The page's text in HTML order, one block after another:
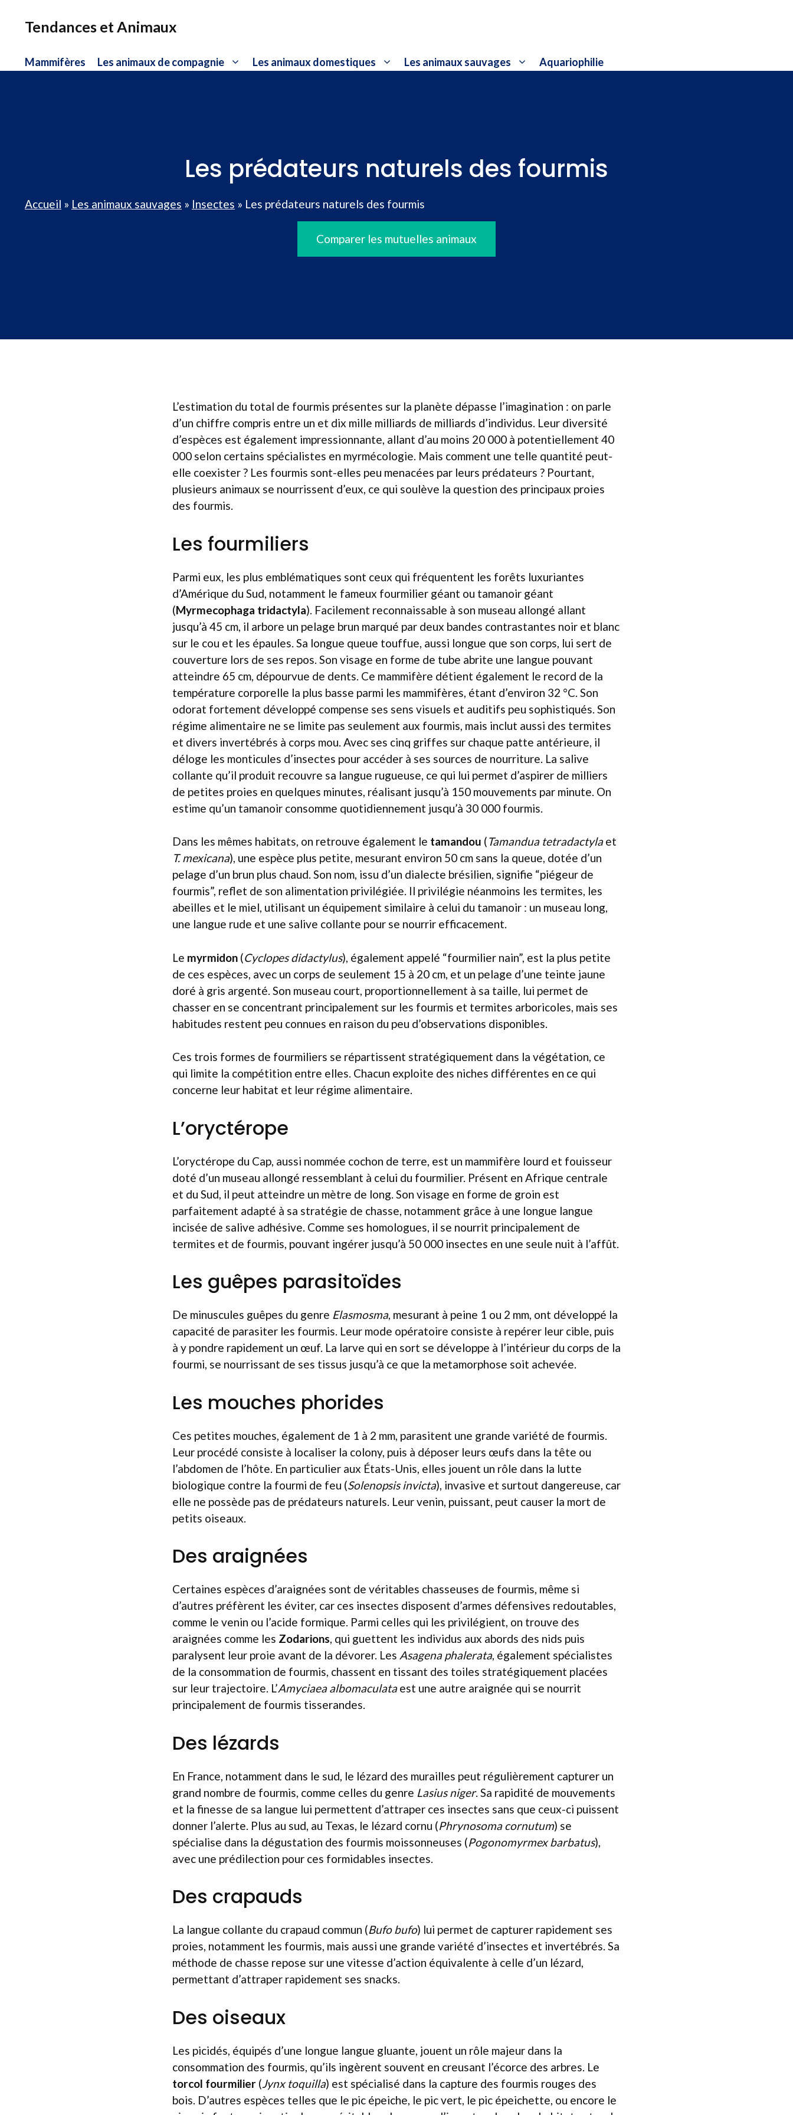
Tendances et Animaux
Mammifères Les animaux de compagnie Les animaux domestiques Les animaux sauvages Aquariophilie
Les prédateurs naturels des fourmis
Accueil » Les animaux sauvages » Insectes » Les prédateurs naturels des fourmis
Comparer les mutuelles animaux
L’estimation du total de fourmis présentes sur la planète dépasse l’imagination : on parle
d’un chiffre compris entre un et dix mille milliards de milliards d’individus. Leur diversité
d’espèces est également impressionnante, allant d’au moins 20 000 à potentiellement 40
000 selon certains spécialistes en myrmécologie. Mais comment une telle quantité peut-
elle coexister ? Les fourmis sont-elles peu menacées par leurs prédateurs ? Pourtant,
plusieurs animaux se nourrissent d’eux, ce qui soulève la question des principaux proies
des fourmis.
Les fourmiliers
Parmi eux, les plus emblématiques sont ceux qui fréquentent les forêts luxuriantes
d’Amérique du Sud, notamment le fameux fourmilier géant ou tamanoir géant
(Myrmecophaga tridactyla). Facilement reconnaissable à son museau allongé allant
jusqu’à 45 cm, il arbore un pelage brun marqué par deux bandes contrastantes noir et blanc
sur le cou et les épaules. Sa longue queue touffue, aussi longue que son corps, lui sert de
couverture lors de ses repos. Son visage en forme de tube abrite une langue pouvant
atteindre 65 cm, dépourvue de dents. Ce mammifère détient également le record de la
température corporelle la plus basse parmi les mammifères, étant d’environ 32 °C. Son
odorat fortement développé compense ses sens visuels et auditifs peu sophistiqués. Son
régime alimentaire ne se limite pas seulement aux fourmis, mais inclut aussi des termites
et divers invertébrés à corps mou. Avec ses cinq griffes sur chaque patte antérieure, il
déloge les monticules d’insectes pour accéder à ses sources de nourriture. La salive
collante qu’il produit recouvre sa langue rugueuse, ce qui lui permet d’aspirer de milliers
de petites proies en quelques minutes, réalisant jusqu’à 150 mouvements par minute. On
estime qu’un tamanoir consomme quotidiennement jusqu’à 30 000 fourmis.
Dans les mêmes habitats, on retrouve également le tamandou (Tamandua tetradactylaet
T. mexicana), une espèce plus petite, mesurant environ 50 cm sans la queue, dotée d’un
pelage d’un brun plus chaud. Son nom, issu d’un dialecte brésilien, signifie “piégeur de
fourmis”, reflet de son alimentation privilégiée. Il privilégie néanmoins les termites, les
abeilles et le miel, utilisant un équipement similaire à celui du tamanoir : un museau long,
une langue rude et une salive collante pour se nourrir efficacement.
Le myrmidon (Cyclopes didactylus), également appelé “fourmilier nain”, est la plus petite
de ces espèces, avec un corps de seulement 15 à 20 cm, et un pelage d’une teinte jaune
doré à gris argenté. Son museau court, proportionnellement à sa taille, lui permet de
chasser en se concentrant principalement sur les fourmis et termites arboricoles, mais ses
habitudes restent peu connues en raison du peu d’observations disponibles.
Ces trois formes de fourmiliers se répartissent stratégiquement dans la végétation, ce
qui limite la compétition entre elles. Chacun exploite des niches différentes en ce qui
concerne leur habitat et leur régime alimentaire.
L’oryctérope
L’oryctérope du Cap, aussi nommée cochon de terre, est un mammifère lourd et fouisseur
doté d’un museau allongé ressemblant à celui du fourmilier. Présent en Afrique centrale
et du Sud, il peut atteindre un mètre de long. Son visage en forme de groin est
parfaitement adapté à sa stratégie de chasse, notamment grâce à une longue langue
incisée de salive adhésive. Comme ses homologues, il se nourrit principalement de
termites et de fourmis, pouvant ingérer jusqu’à 50 000 insectes en une seule nuit à l’affût.
Les guêpes parasitoïdes
De minuscules guêpes du genre Elasmosma, mesurant à peine 1 ou 2 mm, ont développé la
capacité de parasiter les fourmis. Leur mode opératoire consiste à repérer leur cible, puis
à y pondre rapidement un œuf. La larve qui en sort se développe à l’intérieur du corps de la
fourmi, se nourrissant de ses tissus jusqu’à ce que la metamorphose soit achevée.
Les mouches phorides
Ces petites mouches, également de 1 à 2 mm, parasitent une grande variété de fourmis.
Leur procédé consiste à localiser la colony, puis à déposer leurs œufs dans la tête ou
l’abdomen de l’hôte. En particulier aux États-Unis, elles jouent un rôle dans la lutte
biologique contre la fourmi de feu (Solenopsis invicta), invasive et surtout dangereuse, car
elle ne possède pas de prédateurs naturels. Leur venin, puissant, peut causer la mort de
petits oiseaux.
Des araignées
Certaines espèces d’araignées sont de véritables chasseuses de fourmis, même si
d’autres préfèrent les éviter, car ces insectes disposent d’armes défensives redoutables,
comme le venin ou l’acide formique. Parmi celles qui les privilégient, on trouve des
araignées comme les Zodarions, qui guettent les individus aux abords des nids puis
paralysent leur proie avant de la dévorer. Les Asagena phalerata, également spécialistes
de la consommation de fourmis, chassent en tissant des toiles stratégiquement placées
sur leur trajectoire. L’Amyciaea albomaculataest une autre araignée qui se nourrit
principalement de fourmis tisserandes.
Des lézards
En France, notamment dans le sud, le lézard des murailles peut régulièrement capturer un
grand nombre de fourmis, comme celles du genre Lasius niger. Sa rapidité de mouvements
et la finesse de sa langue lui permettent d’attraper ces insectes sans que ceux-ci puissent
donner l’alerte. Plus au sud, au Texas, le lézard cornu (Phrynosoma cornutum) se
spécialise dans la dégustation des fourmis moissonneuses (Pogonomyrmex barbatus),
avec une prédilection pour ces formidables insectes.
Des crapauds
La langue collante du crapaud commun (Bufo bufo) lui permet de capturer rapidement ses
proies, notamment les fourmis, mais aussi une grande variété d’insectes et invertébrés. Sa
méthode de chasse repose sur une vitesse d’action équivalente à celle d’un lézard,
permettant d’attraper rapidement ses snacks.
Des oiseaux
Les picidés, équipés d’une longue langue gluante, jouent un rôle majeur dans la
consommation des fourmis, qu’ils ingèrent souvent en creusant l’écorce des arbres. Le
torcol fourmilier ( Jynx toquilla) est spécialisé dans la capture des fourmis rouges des
bois. D’autres espèces telles que le pic épeiche, le pic vert, le pic épeichette, ou encore le